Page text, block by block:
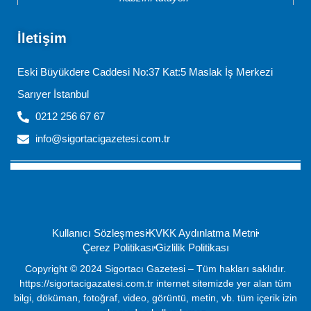
İletişim
Eski Büyükdere Caddesi No:37 Kat:5 Maslak İş Merkezi
Sarıyer İstanbul
0212 256 67 67
info@sigortacigazetesi.com.tr
Kullanıcı SözleşmesiKVKK Aydınlatma Metni
Çerez PolitikasıGizlilik Politikası
Copyright © 2024 Sigortacı Gazetesi – Tüm hakları saklıdır.
https://sigortacigazatesi.com.tr internet sitemizde yer alan tüm
bilgi, döküman, fotoğraf, video, görüntü, metin, vb. tüm içerik izin